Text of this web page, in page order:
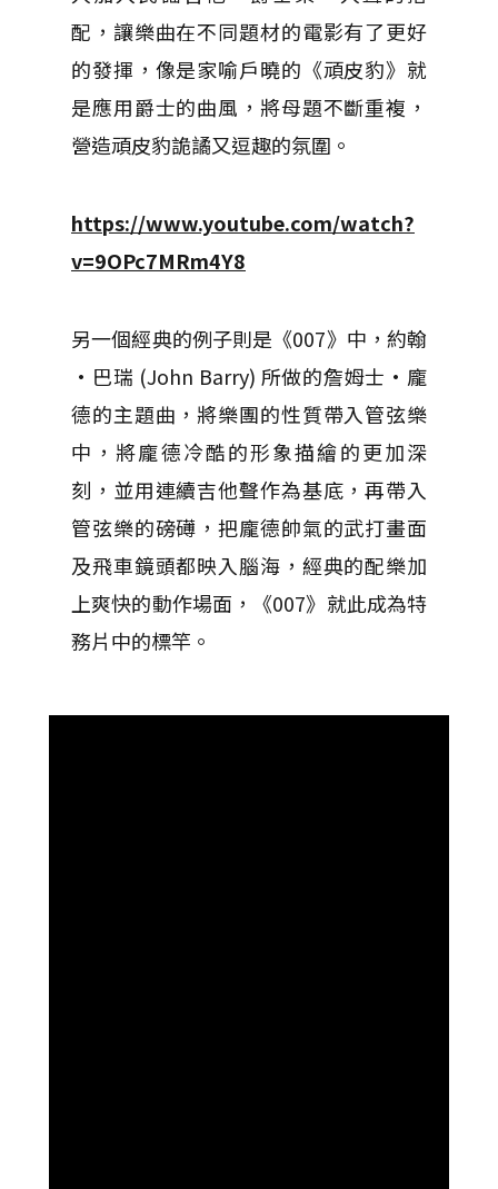
配，讓樂曲在不同題材的電影有了更好
的發揮，像是家喻戶曉的《頑皮豹》就
是應用爵士的曲風，將母題不斷重複，
營造頑皮豹詭譎又逗趣的氛圍。
https://www.youtube.com/watch?
v=9OPc7MRm4Y8
另一個經典的例子則是《007》中，約翰
·巴瑞 (John Barry) 所做的詹姆士·龐
德的主題曲，將樂團的性質帶入管弦樂
中，將龐德冷酷的形象描繪的更加深
刻，並用連續吉他聲作為基底，再帶入
管弦樂的磅礡，把龐德帥氣的武打畫面
及飛車鏡頭都映入腦海，經典的配樂加
上爽快的動作場面，《007》就此成為特
務片中的標竿。